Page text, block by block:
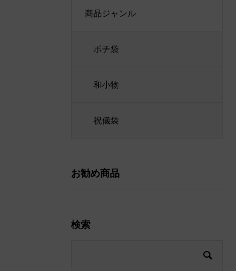
商品ジャンル
ポチ袋
和小物
祝儀袋
お勧め商品
検索